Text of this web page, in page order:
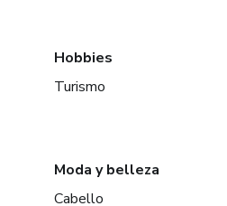
Hobbies
Turismo
Moda y belleza
Cabello